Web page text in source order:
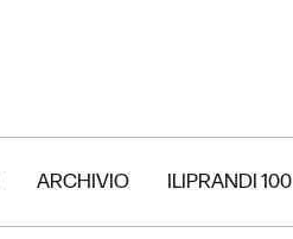
ARCHIVIO ILIPRANDI 100